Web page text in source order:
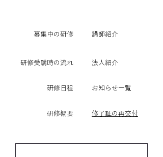
​募集中の研修 講師紹介
研修受講時の流れ
研修日程
研修概要
法人紹介
​お知らせ一覧
修了証の再交付